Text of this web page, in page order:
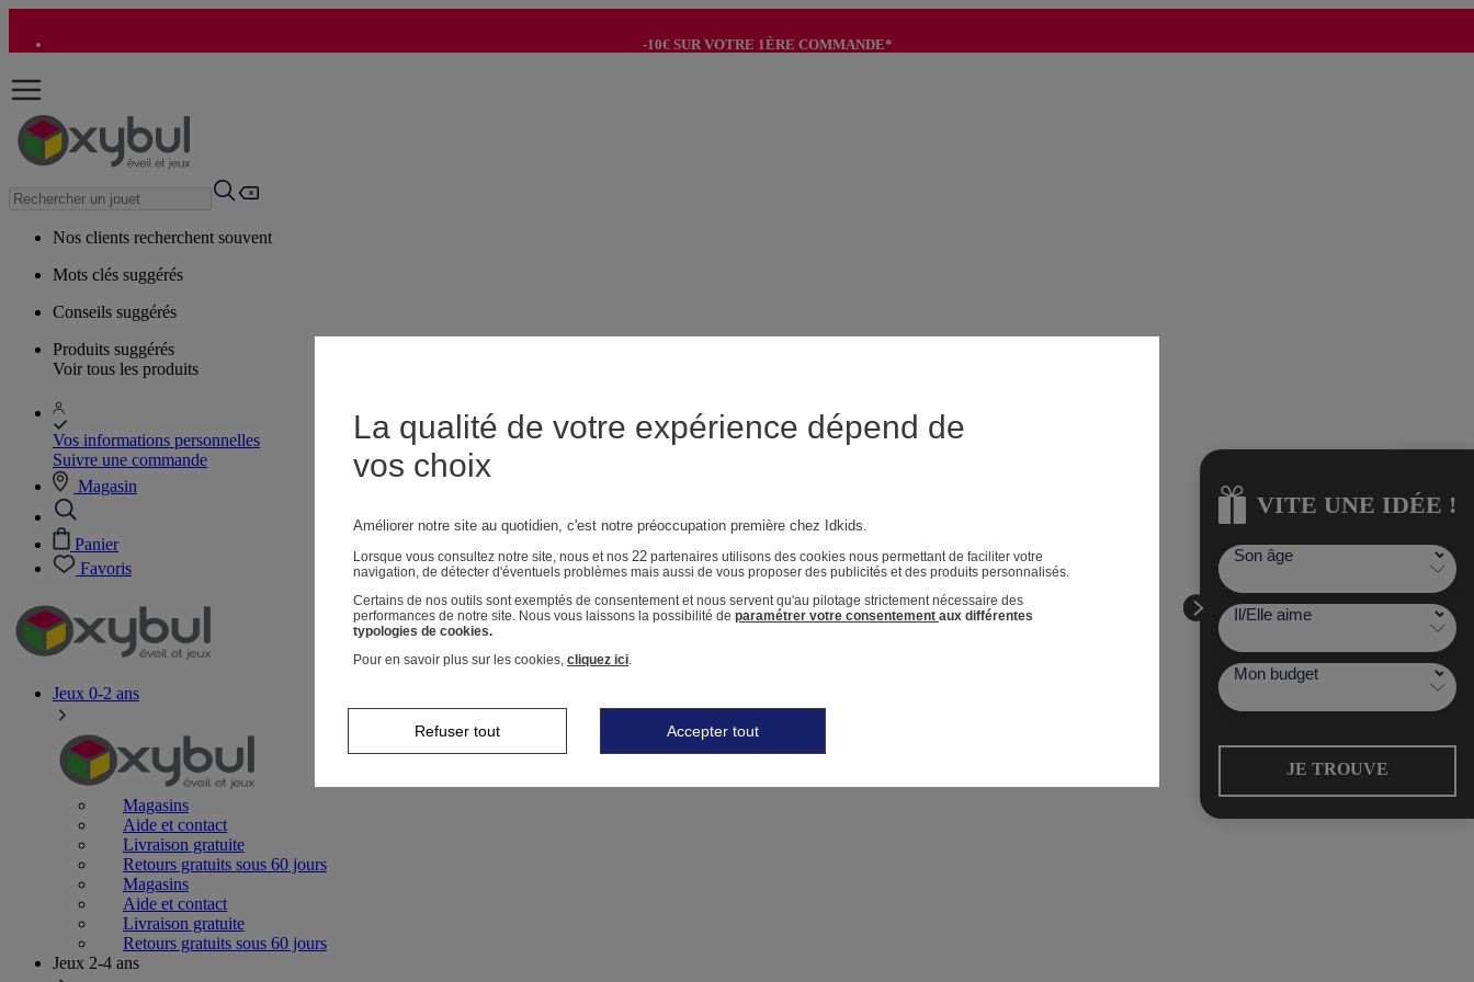
-10€ SUR VOTRE 1ÈRE COMMANDE*
Nos clients recherchent souvent
Mots clés suggérés
Conseils suggérés
Produits suggérés
Voir tous les produits
Vos informations personnelles
Suivre une commande
Magasin
Panier
Favoris
Jeux 0-2 ans
Magasins
Aide et contact
Livraison gratuite
Retours gratuits sous 60 jours
Magasins
Aide et contact
Livraison gratuite
Retours gratuits sous 60 jours
Jeux 2-4 ans
VITE UNE IDÉE !
VITE UNE IDÉE !
JE TROUVE
La qualité de votre expérience dépend de
vos choix
Améliorer notre site au quotidien, c'est notre préoccupation première chez Idkids.
Lorsque vous consultez notre site, nous et nos 22 partenaires utilisons des cookies nous permettant de faciliter votre
navigation, de détecter d'éventuels problèmes mais aussi de vous proposer des publicités et des produits personnalisés.
Certains de nos outils sont exemptés de consentement et nous servent qu'au pilotage strictement nécessaire des
performances de notre site. Nous vous laissons la possibilité de paramétrer votre consentement aux différentes
typologies de cookies.
Pour en savoir plus sur les cookies, cliquez ici.
Refuser tout Accepter tout